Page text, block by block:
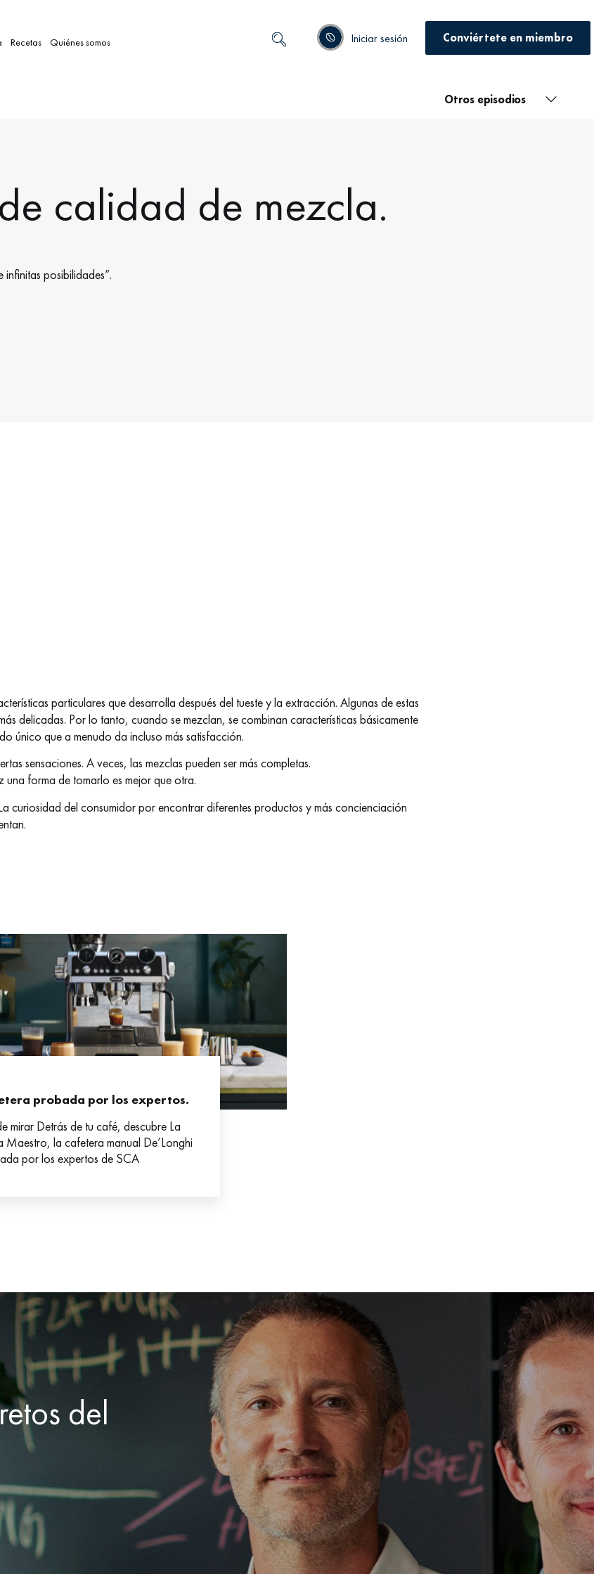
Recetas Quiénes somos Iniciar sesión Conviértete en miembro
Otros episodios
calidad de mezcla.
posibilidades”.
particulares que desarrolla después del tueste y la extracción. Algunas de estas
delicadas. Por lo tanto, cuando se mezclan, se combinan características básicamente
único que a menudo da incluso más satisfacción.
sensaciones. A veces, las mezclas pueden ser más completas.
forma de tomarlo es mejor que otra.
curiosidad del consumidor por encontrar diferentes productos y más concienciación
probada por los expertos.
mirar Detrás de tu café, descubre La
Maestro, la cafetera manual De’Longhi
por los expertos de SCA
del